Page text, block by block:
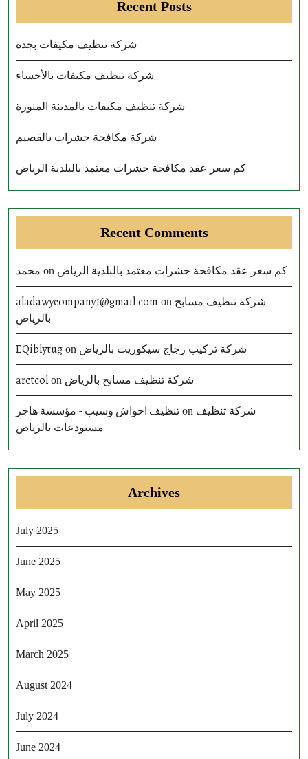
Recent Posts
شركة تنظيف مكيفات بجدة
شركة تنظيف مكيفات بالأحساء
شركة تنظيف مكيفات بالمدينة المنورة
شركة مكافحة حشرات بالقصيم
كم سعر عقد مكافحة حشرات معتمد بالبلدية الرياض
Recent Comments
محمد on كم سعر عقد مكافحة حشرات معتمد بالبلدية الرياض
aladawycompany1@gmail.com on شركة تنظيف مسابح
بالرياض
EQiblytug on شركة تركيب زجاج سيكوريت بالرياض
arctcol on شركة تنظيف مسابح بالرياض
تنظيف احواش وسيب - مؤسسة هاجر on شركة تنظيف
مستودعات بالرياض
Archives
July 2025
June 2025
May 2025
April 2025
March 2025
August 2024
July 2024
June 2024